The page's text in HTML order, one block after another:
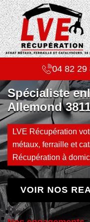
04 82 29
Spécialiste
Allemond
LVE Récupération
métaux, ferraille et
Récupération à
VOIR NOS